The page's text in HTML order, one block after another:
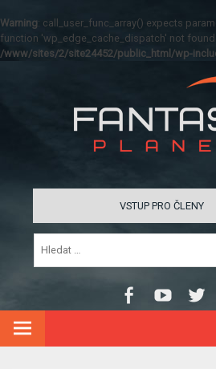
Warning: call_user_func_array() expects
function 'wp_edge_cache_dispatch' not
/www/sites/2/site24452/public_html/wp-
VSTUP PRO ČLENY